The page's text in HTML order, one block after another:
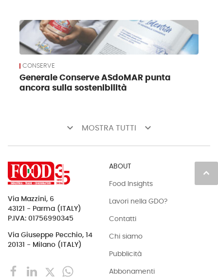
CONSERVE
Generale Conserve ASdoMAR punta
ancora sulla sostenibilità
keyboard_arrow_down MOSTRA TUTTI keyboard_arrow_down
keyboard_arrow_up
Via Mazzini, 6
43121 - Parma (ITALY)
P.IVA: 01756990345
Via Giuseppe Pecchio, 14
20131 - Milano (ITALY)
ABOUT
Food Insights
Lavori nella GDO?
Contatti
Chi siamo
Pubblicità
Abbonamenti